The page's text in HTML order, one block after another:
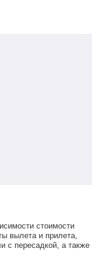
стоимости
вылета и прилета,
с пересадкой, а также